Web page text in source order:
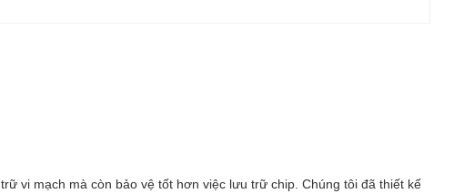
vi mạch mà còn bảo vệ tốt hơn việc lưu trữ chip. Chúng tôi đã thiết kế